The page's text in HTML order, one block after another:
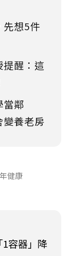
先想5件
醒：這
當鄰
變養老房
健康
容器」降